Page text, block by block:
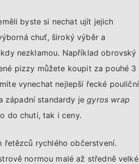
byste si nechat ujít jejich
chuť, široký výběr a
nezklamou. Například obrovský
pizzy můžete koupit za pouhé 3
vynechat nejlepší řecké pouliční
západní standardy jegyros wrap
do chuti, tak i ceny.
řetězců rychlého občerstvení.
normou malé až středně velké